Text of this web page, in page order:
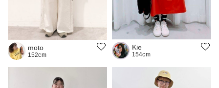
moto
152cm
Kie
154cm